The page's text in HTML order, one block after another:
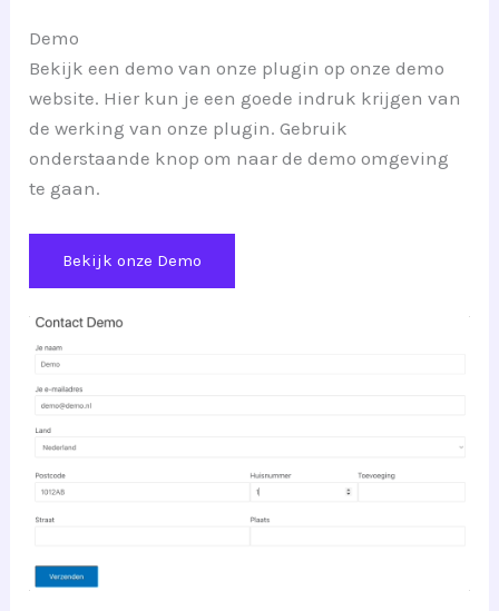
Demo
Bekijk een demo van onze plugin op onze demo
website. Hier kun je een goede indruk krijgen van
de werking van onze plugin. Gebruik
onderstaande knop om naar de demo omgeving
te gaan.
Bekijk onze Demo